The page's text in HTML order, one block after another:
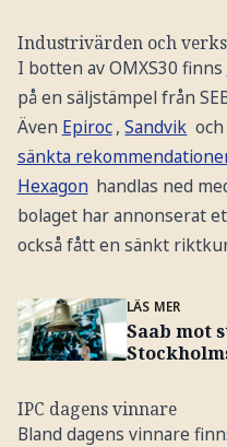
Industrivärden och
I botten av OMXS30 finns
på en säljstämpel från
Även Epiroc ,Sandvik
sänkta
Hexagon handlas ned
bolaget har annonserat
också fått en sänkt
LÄS MER
Saab mot
IPC dagens vinnare
Bland dagens vinnare